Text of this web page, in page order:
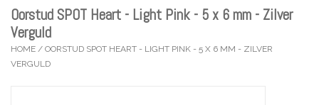
Lifestyle
Kleine gelukjes
Oorstud SPOT Heart - Light Pink - 5 x 6 mm - Zilver
Verguld
HOME / OORSTUD SPOT HEART - LIGHT PINK - 5 X 6 MM - ZILVER
VERGULD